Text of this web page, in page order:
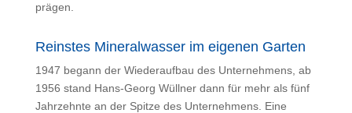
prägen.
Reinstes Mineralwasser im eigenen Garten
1947 begann der Wiederaufbau des Unternehmens, ab
1956 stand Hans-Georg Wüllner dann für mehr als fünf
Jahrzehnte an der Spitze des Unternehmens. Eine